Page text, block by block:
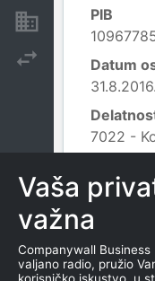
Nekretnine i
PIB
Datum
31.8.2016.
7022 -
Vaša
važna
Companywall
valjano radio, pružio